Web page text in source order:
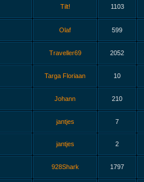
Tilt! 1103
Olaf 599
Traveller69 2052
Targa Floriaan 10
Johann 210
jantjes 7
jantjes 2
928Shark 1797